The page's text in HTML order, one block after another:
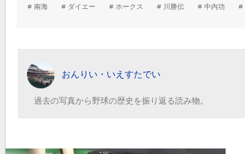
南海 ダイエー ホークス 川勝伝 中内功
おんりい・いえすたでい
過去の写真から野球の歴史を振り返る読み物。